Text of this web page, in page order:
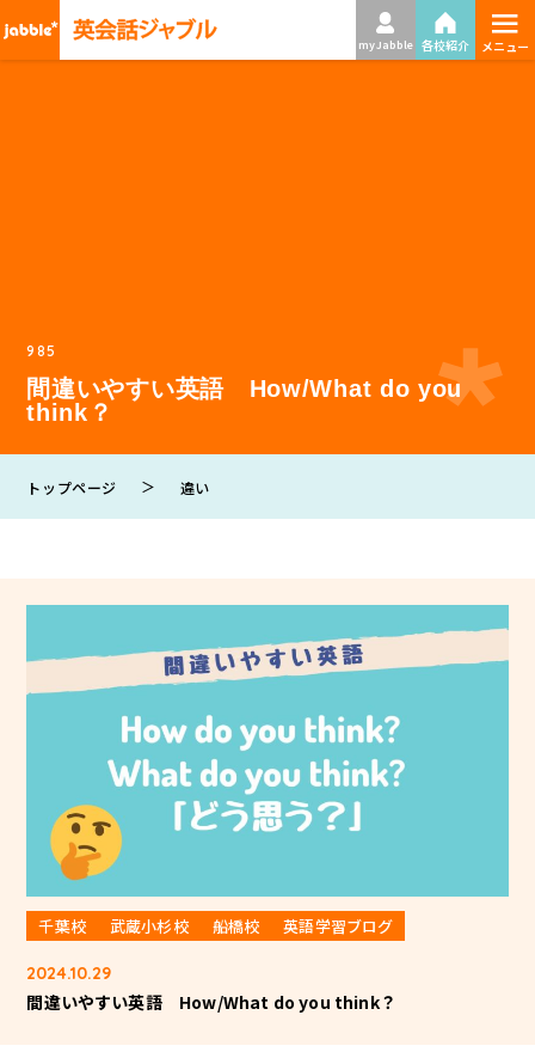
my Jabble 各校紹介 ≡
メニュー
985
間違いやすい英語 How/What do you
think？
トップページ ＞ 違い
千葉校 武蔵小杉校 船橋校 英語学習ブログ
2024.10.29
間違いやすい英語 How/What do you think？